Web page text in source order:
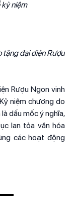
niệm
tặng đại diện Rượu
Rượu Ngon vinh
niệm chương do
dấu mốc ý nghĩa,
lan tỏa văn hóa
các hoạt động